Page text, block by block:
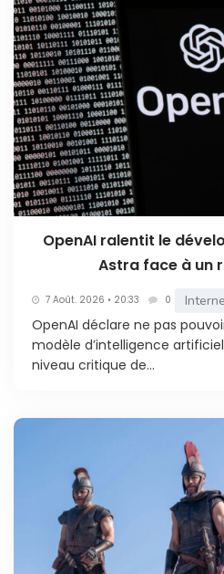
OpenAI ralentit le
Astra face à un
7 Août. 2026 • 20:33 0
OpenAI déclare ne pas
modèle d’intelligence
niveau critique de...